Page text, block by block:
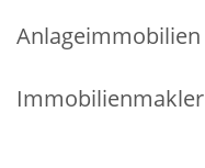
Anlageimmobilien
Immobilienmakler